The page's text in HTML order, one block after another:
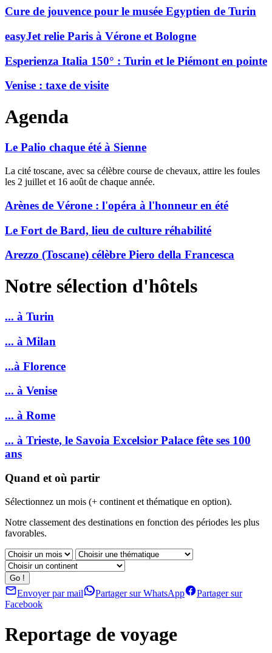
Cure de jouvence pour le musée Egyptien de Turin
easyJet relie Paris à Vérone et Bologne
Esperienza Italia 150° : Turin et le Piémont en pointe
Venise : taxe de visite
Agenda
Le Palio chaque été à Sienne
La cité toscane, avec sa célèbre course de chevaux, attire les foules
les 2 juillet et 16 août de chaque année.
Arènes de Vérone : l'opéra à l'honneur en été
Le Fort de Bard, lieu de culture réhabilité
Arezzo (Toscane) célèbre Piero della Francesca
Notre sélection d'hôtels
... à Turin
... à Milan
...à Florence
... à Venise
... à Rome
... à Trieste, le Savoia Excelsior Palace fête ses 100
ans
Quand et où partir
Sélectionnez un mois (+ continent et thématique en option).
Notre classement des destinations en fonction des périodes les plus
favorables.
Envoyer par mail Partager sur WhatsApp
Partager sur
Facebook
Reportage de voyage